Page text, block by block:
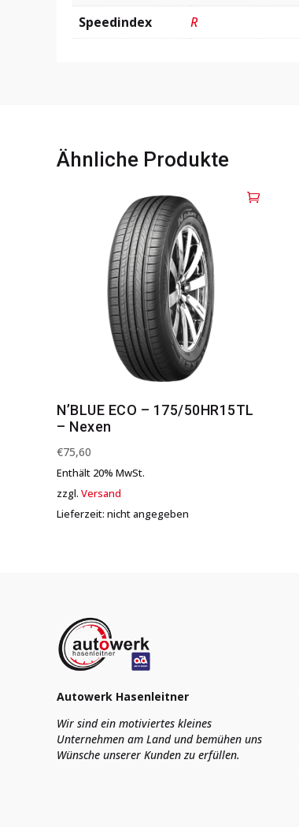
Speedindex
R
Ähnliche Produkte
N’BLUE ECO – 175/50HR15TL
– Nexen
€75,60
Enthält 20% MwSt.
zzgl. Versand
Lieferzeit: nicht angegeben
Autowerk Hasenleitner
Wir sind ein motiviertes kleines
Unternehmen am Land und bemühen uns
Wünsche unserer Kunden zu erfüllen.